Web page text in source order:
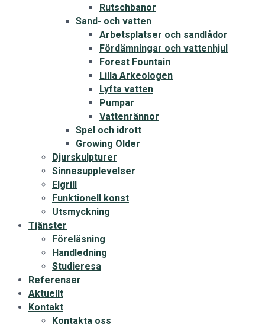
Rutschbanor
Sand- och vatten
Arbetsplatser och sandlådor
Fördämningar och vattenhjul
Forest Fountain
Lilla Arkeologen
Lyfta vatten
Pumpar
Vattenrännor
Spel och idrott
Growing Older
Djurskulpturer
Sinnesupplevelser
Elgrill
Funktionell konst
Utsmyckning
Tjänster
Föreläsning
Handledning
Studieresa
Referenser
Aktuellt
Kontakt
Kontakta oss